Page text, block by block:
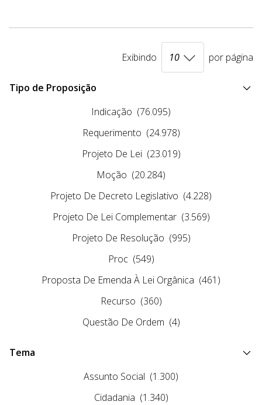
Exibindo por página
Tipo de Proposição
Indicação (76.095)
Requerimento (24.978)
Projeto De Lei (23.019)
Moção (20.284)
Projeto De Decreto Legislativo (4.228)
Projeto De Lei Complementar (3.569)
Projeto De Resolução (995)
Proc (549)
Proposta De Emenda À Lei Orgânica (461)
Recurso (360)
Questão De Ordem (4)
Tema
Assunto Social (1.300)
Cidadania (1.340)